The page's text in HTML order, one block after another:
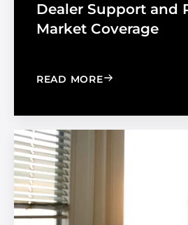
Dealer Support and
Market Coverage
READ MORE: MADICO